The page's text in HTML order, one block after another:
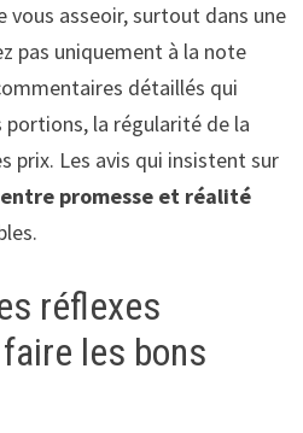
vous asseoir, surtout dans une
pas uniquement à la note
détaillés qui
la régularité de la
prix. Les avis qui insistent sur
promesse et réalité
réflexes
les bons